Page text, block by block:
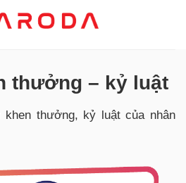
thưởng – kỷ luật
thưởng, kỷ luật của nhân